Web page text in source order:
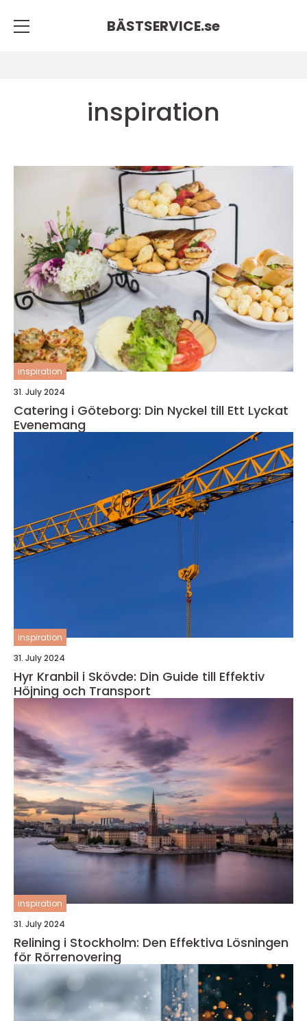
BÄSTSERVICE.se
inspiration
inspiration
31. July 2024
Catering i Göteborg: Din Nyckel till Ett Lyckat
Evenemang
inspiration
31. July 2024
Hyr Kranbil i Skövde: Din Guide till Effektiv
Höjning och Transport
inspiration
31. July 2024
Relining i Stockholm: Den Effektiva Lösningen
för Rörrenovering